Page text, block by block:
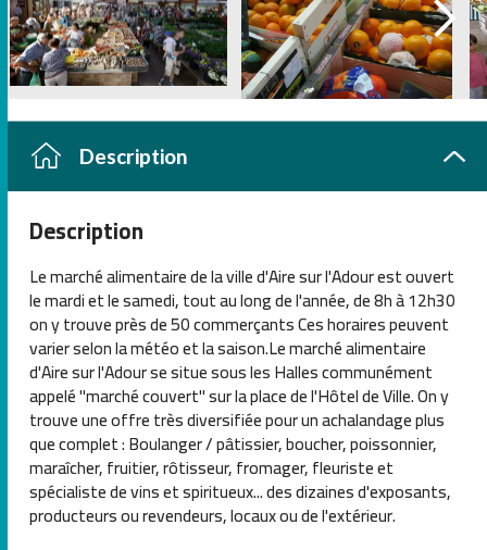
Description
Description
Le marché alimentaire de la ville d'Aire sur l'Adour est ouvert
le mardi et le samedi, tout au long de l'année, de 8h à 12h30
on y trouve près de 50 commerçants Ces horaires peuvent
varier selon la météo et la saison.Le marché alimentaire
d'Aire sur l'Adour se situe sous les Halles communément
appelé "marché couvert" sur la place de l'Hôtel de Ville. On y
trouve une offre très diversifiée pour un achalandage plus
que complet : Boulanger / pâtissier, boucher, poissonnier,
maraîcher, fruitier, rôtisseur, fromager, fleuriste et
spécialiste de vins et spiritueux... des dizaines d'exposants,
producteurs ou revendeurs, locaux ou de l'extérieur.